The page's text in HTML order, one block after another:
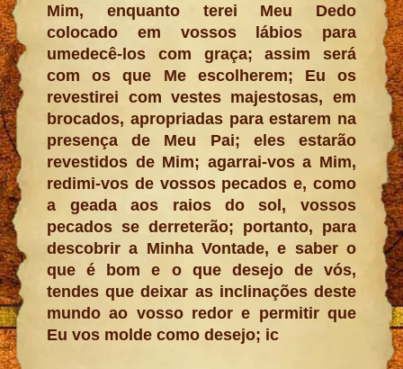
Mim, enquanto terei Meu Dedo
colocado em vossos lábios para
umedecê-los com graça; assim será
com os que Me escolherem; Eu os
revestirei com vestes majestosas, em
brocados, apropriadas para estarem na
presença de Meu Pai; eles estarão
revestidos de Mim; agarrai-vos a Mim,
redimi-vos de vossos pecados e, como
a geada aos raios do sol, vossos
pecados se derreterão; portanto, para
descobrir a Minha Vontade, e saber o
que é bom e o que desejo de vós,
tendes que deixar as inclinações deste
mundo ao vosso redor e permitir que
Eu vos molde como desejo; ic